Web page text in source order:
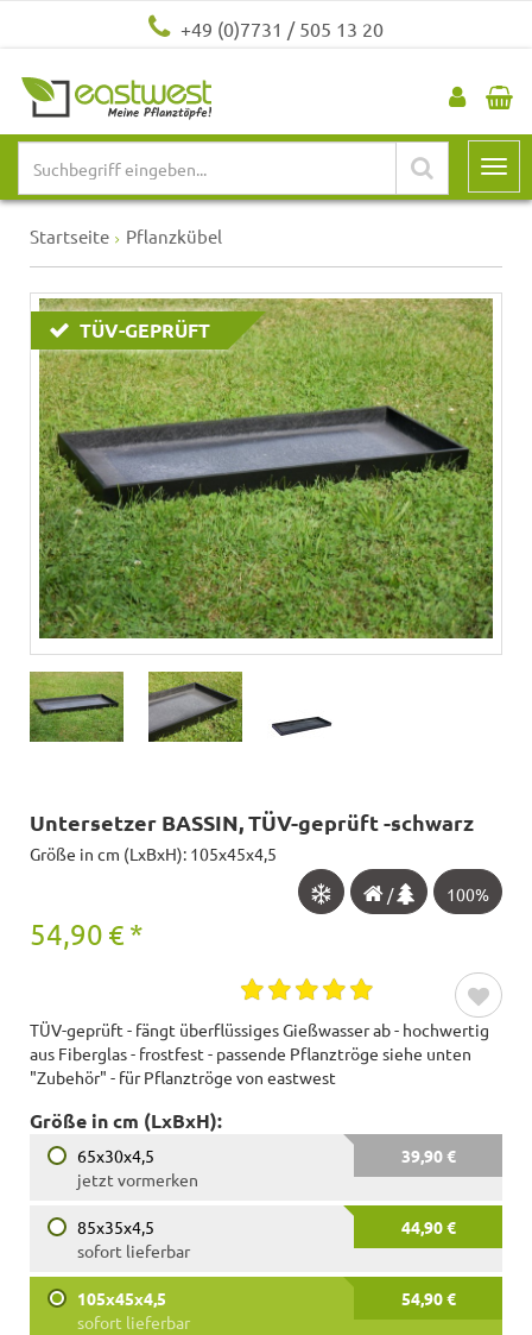
+49 (0)7731 / 505 13 20
Startseite Pflanzkübel
TÜV-GEPRÜFT
Untersetzer BASSIN, TÜV-geprüft -schwarz
Größe in cm (LxBxH): 105x45x4,5
100%
/
54,90 € *
TÜV-geprüft - fängt überflüssiges Gießwasser ab - hochwertig
aus Fiberglas - frostfest - passende Pflanztröge siehe unten
"Zubehör" - für Pflanztröge von eastwest
Größe in cm (LxBxH):
65x30x4,5
39,90 €
jetzt vormerken
85x35x4,5
44,90 €
sofort lieferbar
105x45x4,5
54,90 €
sofort lieferbar